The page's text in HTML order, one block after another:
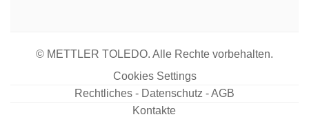
© METTLER TOLEDO. Alle Rechte vorbehalten.
Cookies Settings
Rechtliches - Datenschutz - AGB
Kontakte